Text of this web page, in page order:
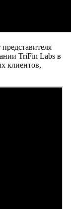
TriFin Labs в
клиентов,